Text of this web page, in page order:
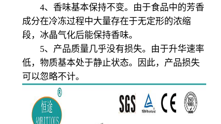
4、香味基本保持不变。由于食品中的芳香
成分在冷冻过程中大量存在于无定形的浓缩
段，冰晶气化后能保持香味。
5、产品质量几乎没有损失。由于升华速率
低，物质基本处于静止状态。因此，产品损失
可以忽略不计。